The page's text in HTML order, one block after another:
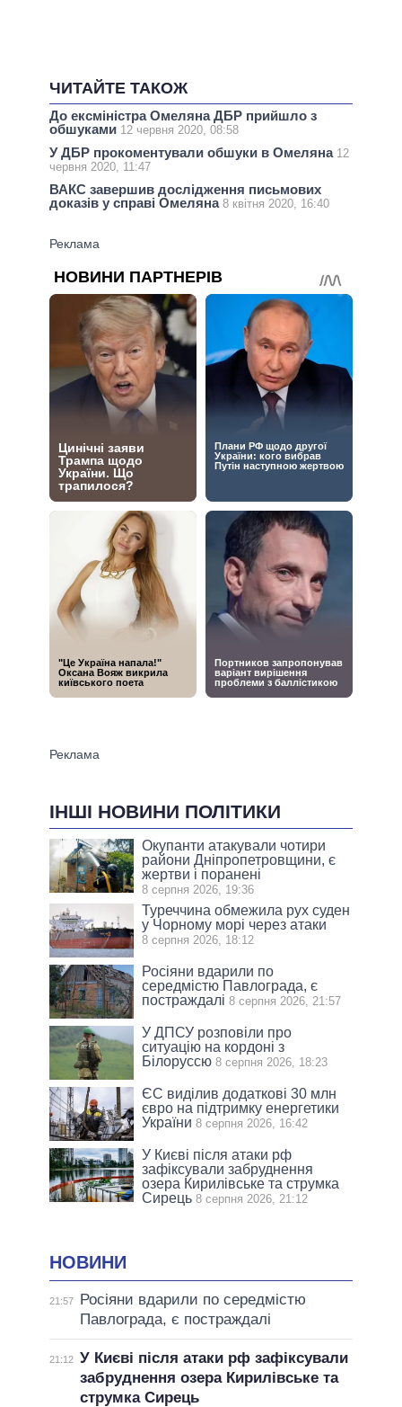
ЧИТАЙТЕ ТАКОЖ
До ексміністра Омеляна ДБР прийшло з
обшуками 12 червня 2020, 08:58
У ДБР прокоментували обшуки в Омеляна 12
червня 2020, 11:47
ВАКС завершив дослідження письмових
доказів у справі Омеляна 8 квітня 2020, 16:40
ІНШІ НОВИНИ ПОЛІТИКИ
Окупанти атакували чотири
райони Дніпропетровщини, є
жертви і поранені
8 серпня 2026, 19:36
Туреччина обмежила рух суден
у Чорному морі через атаки
8 серпня 2026, 18:12
Росіяни вдарили по
середмістю Павлограда, є
постраждалі 8 серпня 2026, 21:57
У ДПСУ розповіли про
ситуацію на кордоні з
Білоруссю 8 серпня 2026, 18:23
ЄС виділив додаткові 30 млн
євро на підтримку енергетики
України 8 серпня 2026, 16:42
У Києві після атаки рф
зафіксували забруднення
озера Кирилівське та струмка
Сирець 8 серпня 2026, 21:12
НОВИНИ
21:57
Росіяни вдарили по середмістю
Павлограда, є постраждалі
21:12 У Києві після атаки рф зафіксували
забруднення озера Кирилівське та
струмка Сирець